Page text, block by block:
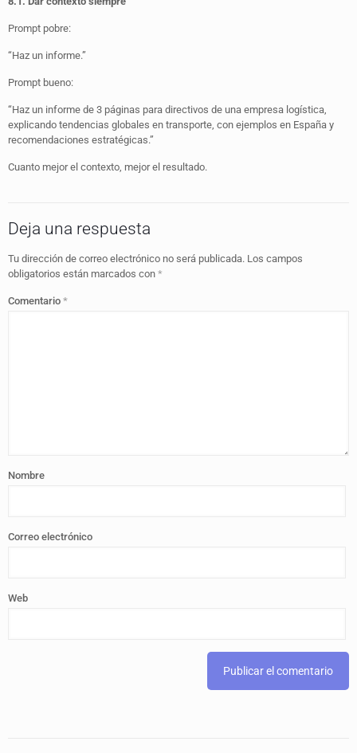
Prompt pobre:
“Haz un informe.”
Prompt bueno:
“Haz un informe de 3 páginas para directivos de una empresa logística,
explicando tendencias globales en transporte, con ejemplos en España y
recomendaciones estratégicas.”
Cuanto mejor el contexto, mejor el resultado.
Deja una respuesta
Tu dirección de correo electrónico no será publicada. Los campos
obligatorios están marcados con *
Comentario *
Nombre
Correo electrónico
Web